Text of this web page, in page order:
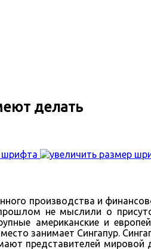
делать
шрифта
производства и
не мыслили о
американские и
занимает Сингапур.
представителей